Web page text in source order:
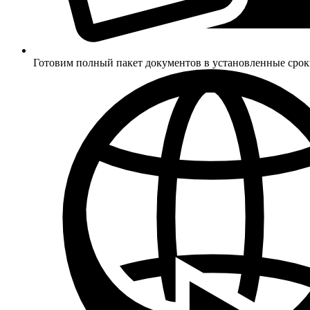
Готовим полный пакет документов в установленные